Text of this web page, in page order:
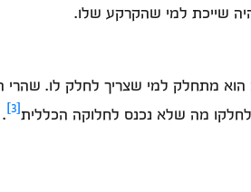
שייכת למי שהקרקע שלו.
מתחלק למי שצריך לחלק לו.
מה שלא נכנס לחלוקה הכללית[3]
.